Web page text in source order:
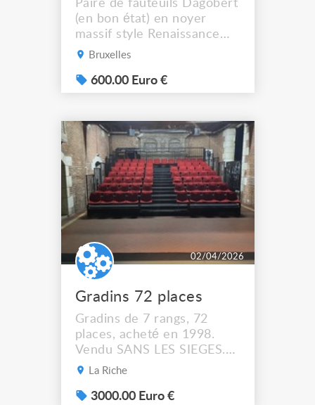
Paire de fauteuils Dagobert
(en bon état) en noyer
massif style Renaissance
italienne à décor de
inspirés du trône du roi de
France Dagobert en l’an
également les sièges
curules des romains et
présentent des décors de
style gothique au goût
renaissance. Ces si...
Bruxelles
600.00 Euro €
02/04/2026
Gradins 72 places
Gradins de 7 rangs, 72
places, acheté en 1998.
Vendu SANS LES SIEGES.
Notices et guide de
Actuellement démonté, à
La Riche
3000.00 Euro €